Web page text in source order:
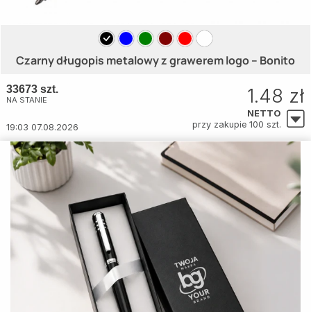
Czarny długopis metalowy z grawerem logo – Bonito
33673 szt.
NA STANIE
19:03 07.08.2026
1.48 zł
NETTO
przy zakupie 100 szt.